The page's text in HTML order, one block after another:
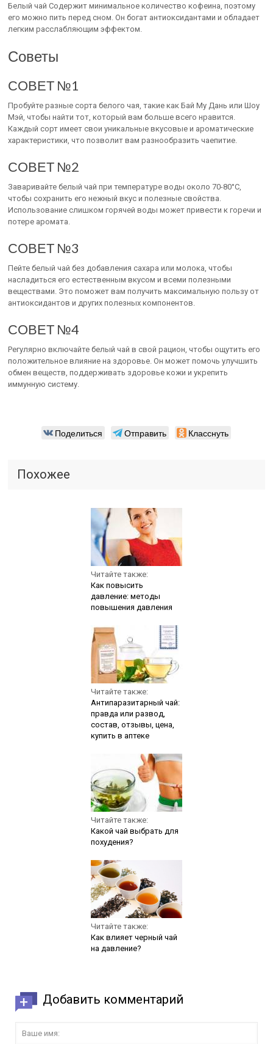
Белый чай Содержит минимальное количество кофеина, поэтому
его можно пить перед сном. Он богат антиоксидантами и обладает
легким расслабляющим эффектом.
Советы
СОВЕТ №1
Пробуйте разные сорта белого чая, такие как Бай Му Дань или Шоу
Мэй, чтобы найти тот, который вам больше всего нравится.
Каждый сорт имеет свои уникальные вкусовые и ароматические
характеристики, что позволит вам разнообразить чаепитие.
СОВЕТ №2
Заваривайте белый чай при температуре воды около 70-80°C,
чтобы сохранить его нежный вкус и полезные свойства.
Использование слишком горячей воды может привести к горечи и
потере аромата.
СОВЕТ №3
Пейте белый чай без добавления сахара или молока, чтобы
насладиться его естественным вкусом и всеми полезными
веществами. Это поможет вам получить максимальную пользу от
антиоксидантов и других полезных компонентов.
СОВЕТ №4
Регулярно включайте белый чай в свой рацион, чтобы ощутить его
положительное влияние на здоровье. Он может помочь улучшить
обмен веществ, поддерживать здоровье кожи и укрепить
иммунную систему.
Поделиться Отправить Класснуть
Похожее
Читайте также:
Как повысить
давление: методы
повышения давления
Читайте также:
Антипаразитарный чай:
правда или развод,
состав, отзывы, цена,
купить в аптеке
Читайте также:
Какой чай выбрать для
похудения?
Читайте также:
Как влияет черный чай
на давление?
Добавить комментарий